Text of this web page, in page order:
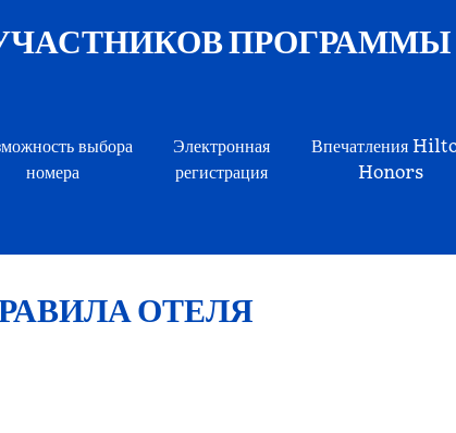
ПРОГРАММЫ
выбора
номера
Электронная
регистрация
Впечатления
Honors
ОТЕЛЯ